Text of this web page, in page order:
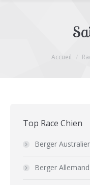
Vous êtes ici :Accueil
Top Race Chien
Berger
Berger Allemand